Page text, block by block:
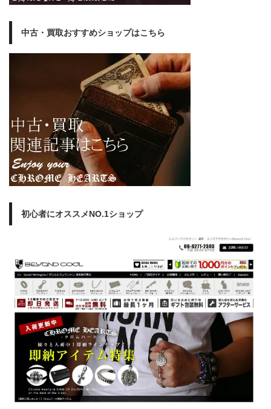
中古・買取おすすめショップはこちら
初心者にオススメNO.1ショップ